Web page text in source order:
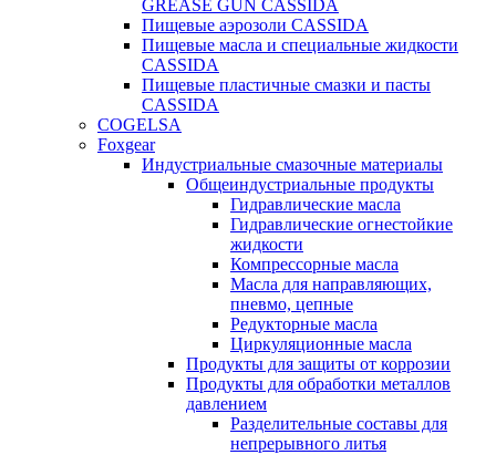
GREASE GUN CASSIDA
Пищевые аэрозоли CASSIDA
Пищевые масла и специальные жидкости
CASSIDA
Пищевые пластичные смазки и пасты
CASSIDA
COGELSA
Foxgear
Индустриальные смазочные материалы
Общеиндустриальные продукты
Гидравлические масла
Гидравлические огнестойкие
жидкости
Компрессорные масла
Масла для направляющих,
пневмо, цепные
Редукторные масла
Циркуляционные масла
Продукты для защиты от коррозии
Продукты для обработки металлов
давлением
Разделительные составы для
непрерывного литья